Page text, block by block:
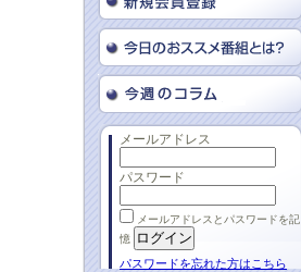
メールアドレス
パスワード
メールアドレスとパスワードを記
憶
パスワードを忘れた方はこちら